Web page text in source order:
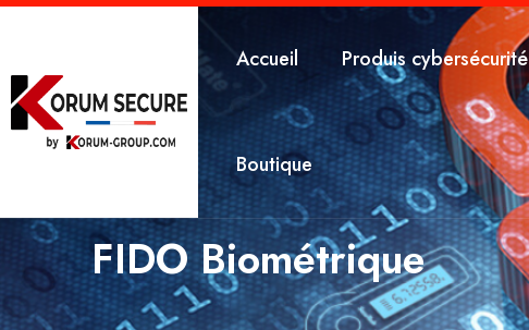
Accueil Produis cybersécurité
Boutique
FIDO Biométrique